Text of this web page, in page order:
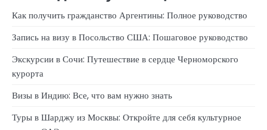
Как получить гражданство Аргентины: Полное руководство
Запись на визу в Посольство США: Пошаговое руководство
Экскурсии в Сочи: Путешествие в сердце Черноморского
курорта
Визы в Индию: Все, что вам нужно знать
Туры в Шарджу из Москвы: Откройте для себя культурное